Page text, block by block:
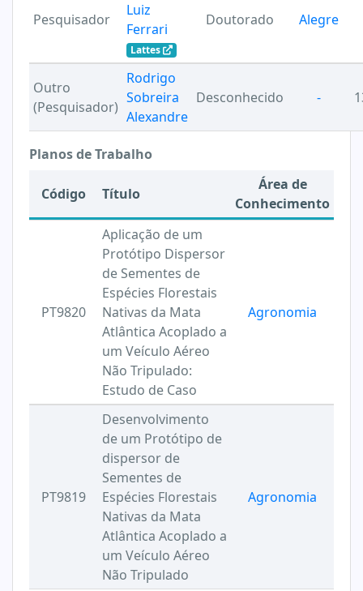
Pesquisador
Luiz
Ferrari
Lattes
Doutorado Alegre
Outro
(Pesquisador)
Rodrigo
Sobreira
Alexandre
Desconhecido -
Planos de Trabalho
Código Título
Área de
Conhecimento
PT9820
Aplicação de um
Protótipo Dispersor
de Sementes de
Espécies Florestais
Nativas da Mata
Atlântica Acoplado a
um Veículo Aéreo
Não Tripulado:
Estudo de Caso
Agronomia
PT9819
Desenvolvimento
de um Protótipo de
dispersor de
Sementes de
Espécies Florestais
Nativas da Mata
Atlântica Acoplado a
um Veículo Aéreo
Não Tripulado
Agronomia